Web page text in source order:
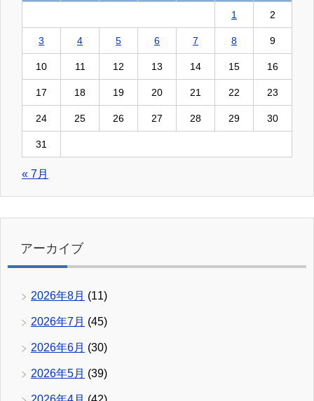
1 2
3 4 5 6 7 8 9
10 11 12 13 14 15 16
17 18 19 20 21 22 23
24 25 26 27 28 29 30
31
« 7月
アーカイブ
2026年8月 (11)
2026年7月 (45)
2026年6月 (30)
2026年5月 (39)